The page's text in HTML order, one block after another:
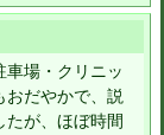
場・クリニッ
おだやかで、説
たが、ほぼ時間